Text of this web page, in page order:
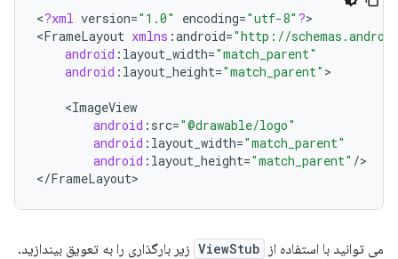
<?xml version="1.0" encoding="utf-8" ?>
<FrameLayout xmlns :android="http://
android : layout_width="match_parent"
android : layout_height="match_parent" >
<ImageView
android : src="@drawable/logo"
android : layout_width="match_parent"
android : layout_height="match_parent" />
</FrameLayout>
می توانید با استفاده از ViewStub زیر بارگذاری را به تعویق بیندازید.